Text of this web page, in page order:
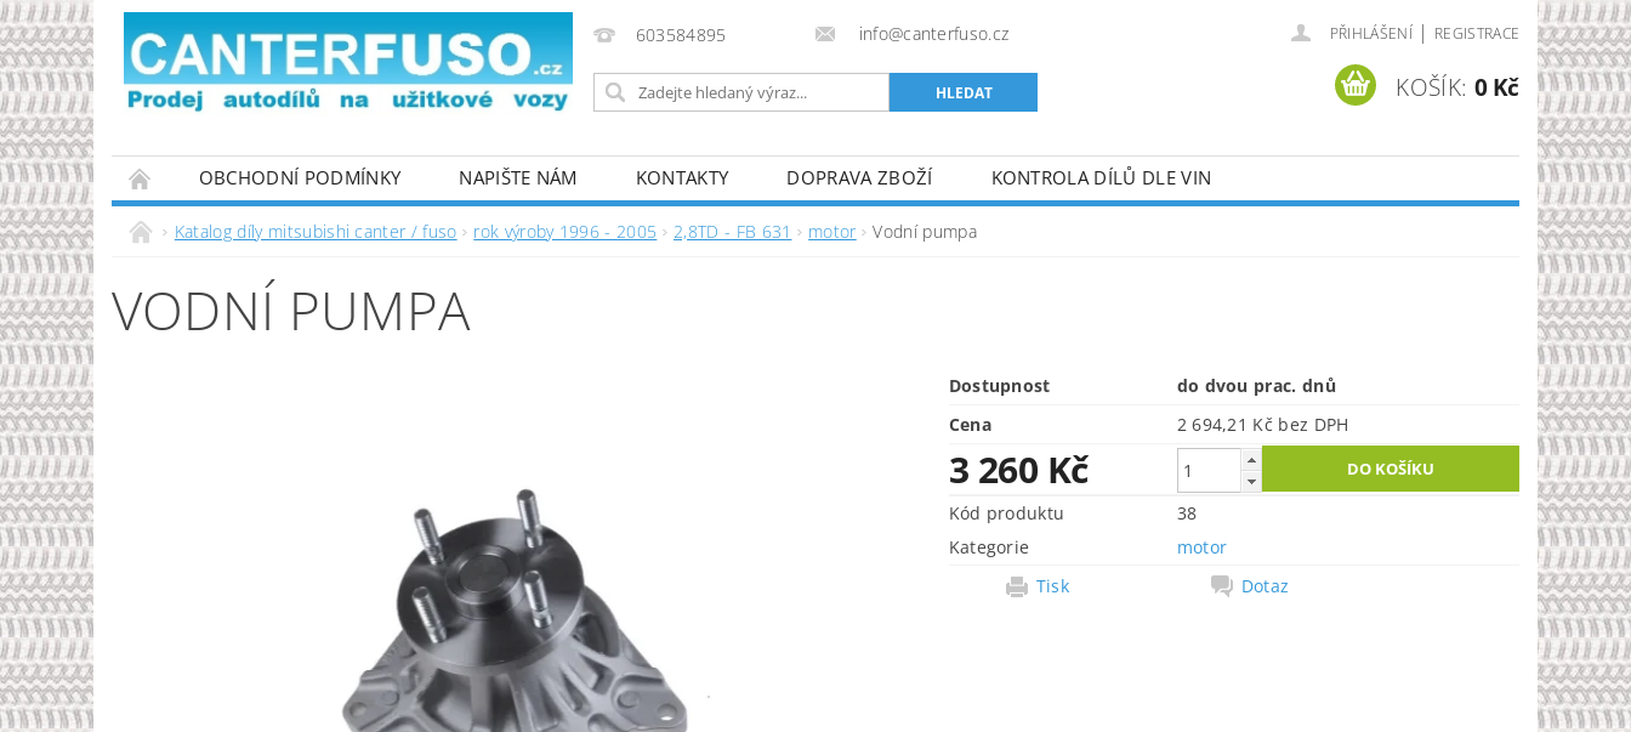
603584895 info@canterfuso.cz PŘIHLÁŠENÍ | REGISTRACE
KOŠÍK: 0 Kč
OBCHODNÍ PODMÍNKY NAPIŠTE NÁM KONTAKTY DOPRAVA ZBOŽÍ
KONTROLA DÍLŮ DLE VIN
PODMÍNKY OCHRANY OSOBNÍCH ÚDAJŮ
Katalog díly mitsubishi canter / fuso rok výroby 1996 - 2005 2,8TD - FB 631 motor Vodní pumpa
VODNÍ PUMPA
Dostupnost
do dvou prac. dnů
Cena
2 694,21 Kč bez DPH
3 260 Kč
Kód produktu
38
Kategorie
motor
Tisk
Dotaz